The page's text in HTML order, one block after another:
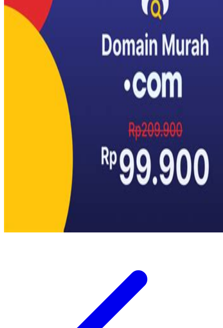
Sun-Staches
T
Tommee Tippee
Trunki
Tutti Bambini
Twistshake
TY Toys
Vitaflow